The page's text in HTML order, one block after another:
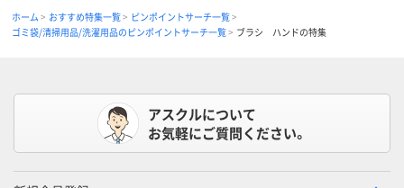
ホーム おすすめ特集一覧
ピンポイントサーチ一覧
ゴミ袋/清掃用品/洗濯用品のピンポイントサーチ一覧
ブラシ ハンドの特集
アスクルについて
お気軽にご質問ください。